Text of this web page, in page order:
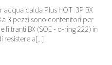
acqua calda Plus HOT 3P BX
a 3 pezzi sono contenitori per
filtranti BX (SOE - o-ring 222) in
resistere a[...]